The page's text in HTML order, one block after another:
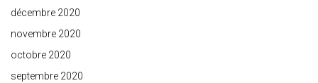
décembre 2020
novembre 2020
octobre 2020
septembre 2020